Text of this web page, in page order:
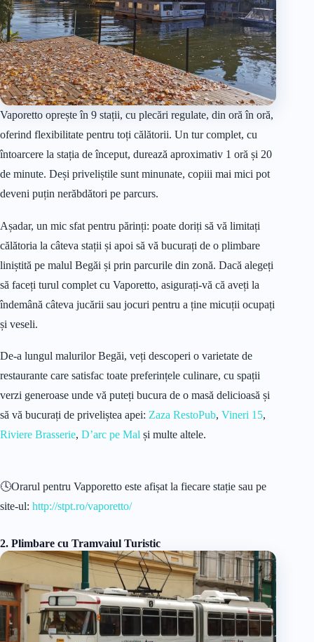
Vaporetto oprește în 9 stații, cu plecări regulate, din oră în oră,
oferind flexibilitate pentru toți călătorii. Un tur complet, cu
întoarcere la stația de început, durează aproximativ 1 oră și 20
de minute. Deși priveliștile sunt minunate, copiii mai mici pot
deveni puțin nerăbdători pe parcurs.
Așadar, un mic sfat pentru părinți: poate doriți să vă limitați
călătoria la câteva stații și apoi să vă bucurați de o plimbare
liniștită pe malul Begăi și prin parcurile din zonă. Dacă alegeți
să faceți turul complet cu Vaporetto, asigurați-vă că aveți la
îndemână câteva jucării sau jocuri pentru a ține micuții ocupați
și veseli.
De-a lungul malurilor Begăi, veți descoperi o varietate de
restaurante care satisfac toate preferințele culinare, cu spații
verzi generoase unde vă puteți bucura de o masă delicioasă și
să vă bucurați de priveliștea apei: Zaza RestoPub, Vineri 15,
Riviere Brasserie, D’arc pe Mal și multe altele.
🕓Orarul pentru Vapporetto este afișat la fiecare stație sau pe
site-ul: http://stpt.ro/vaporetto/
2. Plimbare cu Tramvaiul Turistic